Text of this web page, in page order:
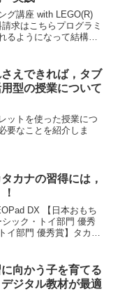
グ講座 with LEGO(R)
求はこちらプログラミ
るようになって結構経
が始まったらしい
さえできれば，タブ
型の授業について
ットを使った授業につ
要なことを紹介しま
カナの習得には，
DX 【日本おもち
ック・トイ部門 優秀
イ部門 優秀賞】タカラ
め✔なか...
向かう子を育てる
ジタル教材が最適